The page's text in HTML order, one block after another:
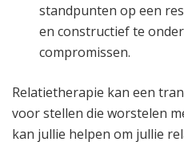
standpunten op een
en constructief te
compromissen.
Relatietherapie kan een
voor stellen die worstelen
kan jullie helpen om jullie